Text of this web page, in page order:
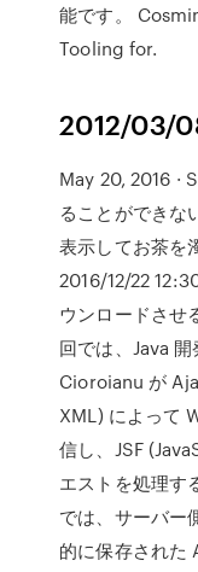
能です。
Tooling for.
2012/03/
May 20, 2016 ·
ることができな
表示してお茶を
2016/12/22
ウンロードさせ
回では、Java
Cioroianu が
XML) によって
信し、JSF
エストを処理す
では、サーバー
的に保存された